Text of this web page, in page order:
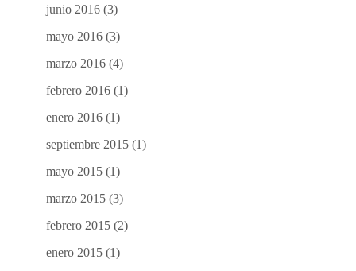
junio 2016 (3)
mayo 2016 (3)
marzo 2016 (4)
febrero 2016 (1)
enero 2016 (1)
septiembre 2015 (1)
mayo 2015 (1)
marzo 2015 (3)
febrero 2015 (2)
enero 2015 (1)